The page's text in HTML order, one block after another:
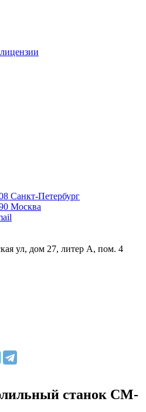
Санкт-Петербург
Москва
ул, дом 27, литер А, пом. 4
станок CM-